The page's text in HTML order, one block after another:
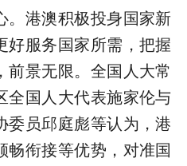
。港澳积极投身国家新
好服务国家所需，把握
前景无限。全国人大常
全国人大代表施家伦与
委员邱庭彪等认为，港
畅衔接等优势，对准国